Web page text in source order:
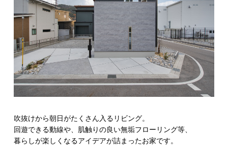
吹抜けから朝日がたくさん入るリビング。
回遊できる動線や、肌触りの良い無垢フローリング等、
暮らしが楽しくなるアイデアが詰まったお家です。